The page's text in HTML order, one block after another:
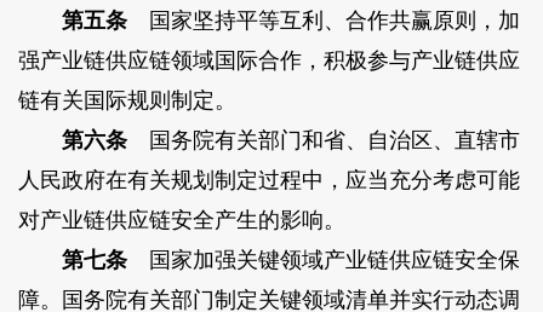
第五条国家坚持平等互利、合作共赢原则，加
强产业链供应链领域国际合作，积极参与产业链供应
链有关国际规则制定。
第六条国务院有关部门和省、自治区、直辖市
人民政府在有关规划制定过程中，应当充分考虑可能
对产业链供应链安全产生的影响。
第七条国家加强关键领域产业链供应链安全保
障。国务院有关部门制定关键领域清单并实行动态调